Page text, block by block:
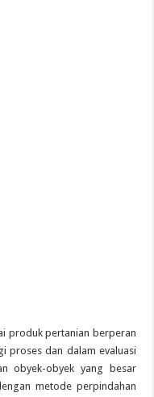
produk pertanian berperan
proses dan dalam evaluasi
obyek-obyek yang besar
metode perpindahan